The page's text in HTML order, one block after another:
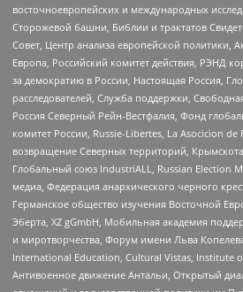
восточноевропейских и международных
Сторожевой башни, Библии и трактатов
Совет, Центр анализа европейской политики,
Европа, Российский комитет действия, РЭНД
за демократию в России, Настоящая Россия,
расследователей, Служба поддержки,
Россия Северный Рейн-Вестфалия, Фонд
комитет России, Russie-Libertes, La Asocicion de
возвращение Северных территорий,
Глобальный союз IndustriALL, Russian Election
медиа, Федерация анархического черного
Германское общество изучения Восточной
Эберта, XZ gGmbH, Мобильная академия
и миротворчества, Форум имени Льва
International Education, Cultural Vistas, Institute
Антивоенное движение Антальи, Открытый